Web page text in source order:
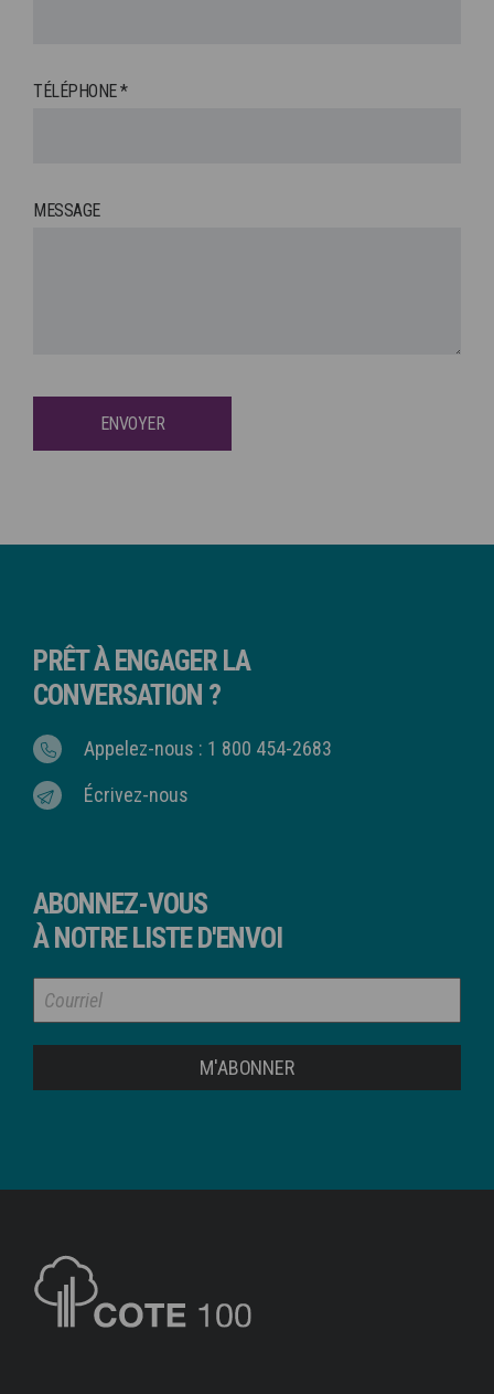
TÉLÉPHONE *
MESSAGE
ENVOYER
PRÊT À ENGAGER LA
CONVERSATION ?
Appelez-nous : 1 800 454-2683
Écrivez-nous
ABONNEZ-VOUS
À NOTRE LISTE D'ENVOI
M'ABONNER